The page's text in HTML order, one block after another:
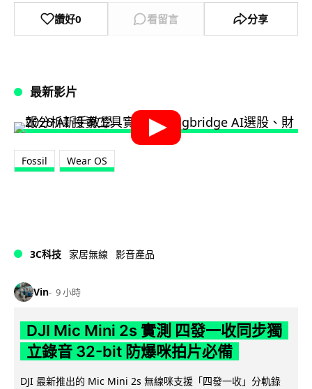
讚好0 看留言 分享
最新影片
Fossil Wear OS
3C科技 家居無線 影音產品
Vin 9 小時
DJI Mic Mini 2s 實測 四發一收同步獨
立錄音 32-bit 防爆咪拍片必備
DJI 最新推出的 Mic Mini 2s 無線咪支援「四發一收」分軌錄